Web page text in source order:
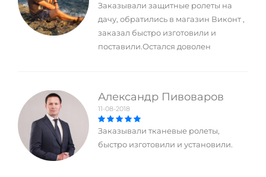
Заказывали защитные ролеты на
дачу, обратились в магазин Виконт ,
заказал быстро изготовили и
поставили.Остался доволен
Александр Пивоваров
11-08-2018
Заказывали тканевые ролеты,
быстро изготовили и установили.